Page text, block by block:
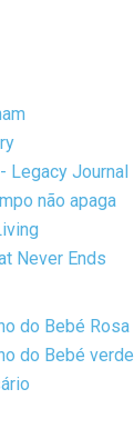
Legacy Journal
não apaga
Never Ends
do Bebé Rosa
do Bebé verde